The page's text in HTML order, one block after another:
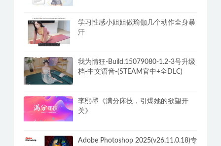
学习性感小姐姐做瑜伽几个动作全身暴
汗
我为情狂-Build.15079080-1.2-3号升级
档-中文语音-(STEAM官中+全DLC)
李熙墨《满分床技，引爆她的欲望开
关》
Adobe Photoshop 2025(v26.11.0.18)专